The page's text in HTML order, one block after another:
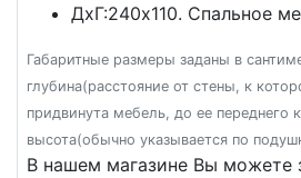
ДxГ:240x110. Спальное
Габаритные размеры заданы в
глубина(расстояние от стены, к
придвинута мебель, до ее переднего
высота(обычно указывается по
В нашем магазине Вы можете